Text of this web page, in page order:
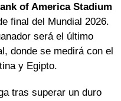
of America Stadium
final del Mundial 2026.
será el último
donde se medirá con el
y Egipto.
tras superar un duro